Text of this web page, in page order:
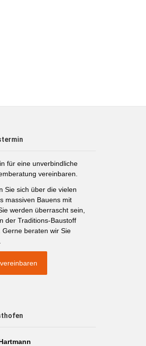
für eine unverbindliche
vereinbaren.
Sie sich über die vielen
massiven Bauens mit
werden überrascht sein,
der Traditions-Baustoff
Gerne beraten wir Sie